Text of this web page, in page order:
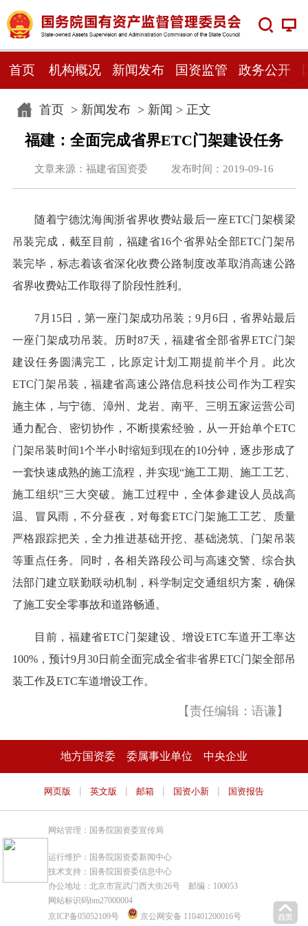
首页 机构概况 新闻发布 国资监管 政务公开
首页> 新闻发布> 新闻 > 正文
福建：全面完成省界ETC门架建设任务
文章来源：福建省国资委 发布时间：2019-09-16
随着宁德沈海闽浙省界收费站最后一座ETC门架横梁
吊装完成，截至目前，福建省16个省界站全部ETC门架吊
装完毕，标志着该省深化收费公路制度改革取消高速公路
省界收费站工作取得了阶段性胜利。
7月15日，第一座门架成功吊装；9月6日，省界站最后
一座门架成功吊装。历时87天，福建省全部省界ETC门架
建设任务圆满完工，比原定计划工期提前半个月。此次
ETC门架吊装，福建省高速公路信息科技公司作为工程实
施主体，与宁德、漳州、龙岩、南平、三明五家运营公司
通力配合、密切协作，不断摸索经验，从一开始单个ETC
门架吊装时间1个半小时缩短到现在的10分钟，逐步形成了
一套快速成熟的施工流程，并实现“施工工期、施工工艺、
施工组织”三大突破。施工过程中，全体参建设人员战高
温、冒风雨，不分昼夜，对每套ETC门架施工工艺、质量
严格跟踪把关，全力推进基础开挖、基础浇筑、门架吊装
等重点任务。同时，各相关路段公司与高速交警、综合执
法部门建立联勤联动机制，科学制定交通组织方案，确保
了施工安全零事故和道路畅通。
目前，福建省ETC门架建设、增设ETC车道开工率达
100%，预计9月30日前全面完成全省非省界ETC门架全部吊
装工作及ETC车道增设工作。
【责任编辑：语谦】
地方国资委 委属事业单位 中央企业
网页版 | 英文版 | 邮箱 | 国资小新 | 国资报告
网站管理：国务院国资委宣传局
运行维护：国务院国资委新闻中心
技术支持：国务院国资委信息中心
办公地址：北京市宣武门西大街26号 邮编：100053
网站标识码bm27000004
京ICP备05052109号
京公网安备 110401200016号